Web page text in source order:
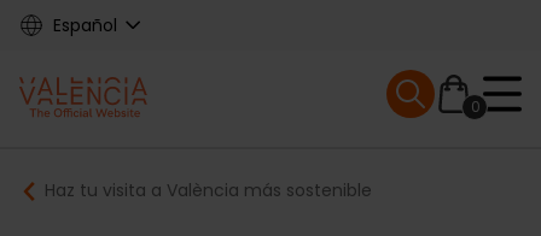
Skip
content
Español
Main
navigation
0
Mobile menu
Breadcrumb
Haz tu visita a València más sostenible